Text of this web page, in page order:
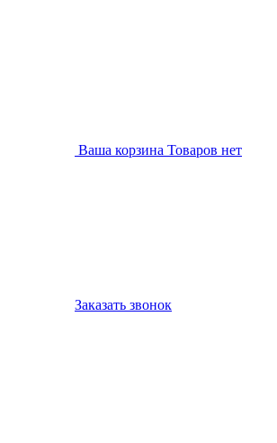
Ваша корзина Товаров нет
Заказать звонок